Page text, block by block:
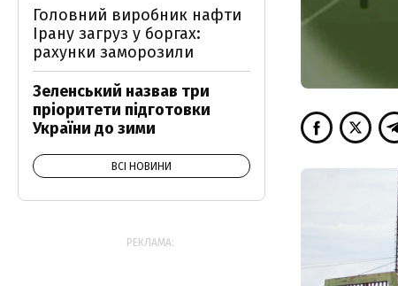
Головний виробник нафти
Ірану загруз у боргах:
рахунки заморозили
Зеленський назвав три
пріоритети підготовки
України до зими
ВСІ НОВИНИ
РЕКЛАМА: